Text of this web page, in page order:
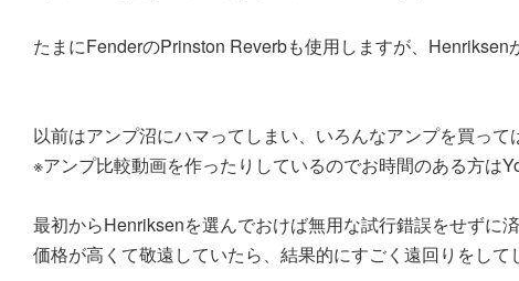
たまにFenderのPrinston Reverbも使用しますが、Henriksen
以前はアンプ沼にハマってしまい、いろんなアンプを買って
※アンプ比較動画を作ったりしているのでお時間のある方は
最初からHenriksenを選んでおけば無用な試行錯誤をせずに
価格が高くて敬遠していたら、結果的にすごく遠回りをして